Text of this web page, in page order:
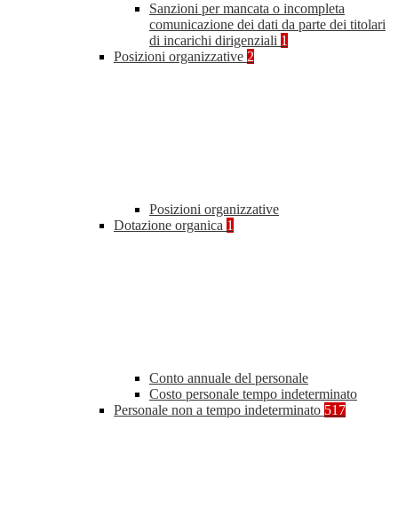
Sanzioni per mancata o incompleta
comunicazione dei dati da parte dei titolari
di incarichi dirigenziali 1
Posizioni organizzative 2
Posizioni organizzative
Dotazione organica 1
Conto annuale del personale
Costo personale tempo indeterminato
Personale non a tempo indeterminato 517